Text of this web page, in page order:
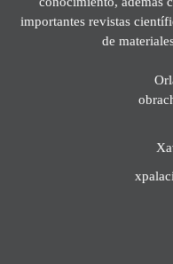
importantes revistas
de